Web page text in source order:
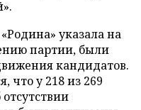
указала на
партии, были
кандидатов.
что у 218 из 269